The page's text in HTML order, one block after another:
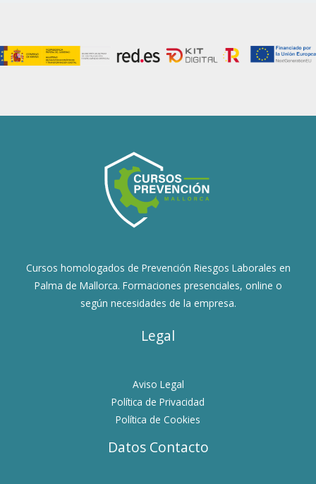
Cursos homologados de Prevención Riesgos Laborales en
Palma de Mallorca. Formaciones presenciales, online o
según necesidades de la empresa.
Legal
Aviso Legal
Política de Privacidad
Política de Cookies
Datos Contacto